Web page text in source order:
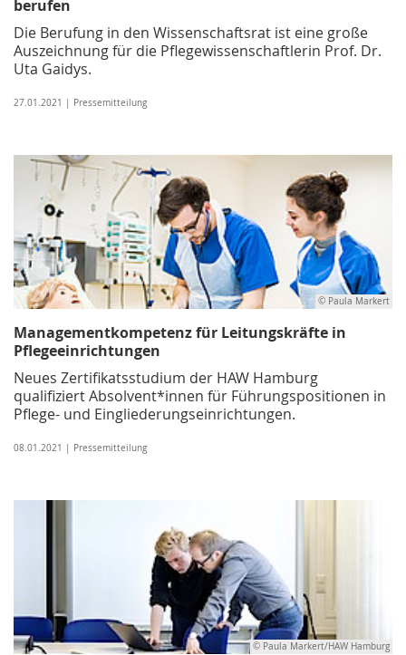
berufen
Die Berufung in den Wissenschaftsrat ist eine große
Auszeichnung für die Pflegewissenschaftlerin Prof. Dr.
Uta Gaidys.
27.01.2021 | Pressemitteilung
© Paula Markert
Managementkompetenz für Leitungskräfte in
Pflegeeinrichtungen
Neues Zertifikatsstudium der HAW Hamburg
qualifiziert Absolvent*innen für Führungspositionen in
Pflege- und Eingliederungseinrichtungen.
08.01.2021 | Pressemitteilung
© Paula Markert/HAW Hamburg